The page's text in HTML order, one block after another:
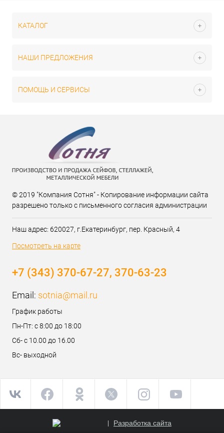
КАТАЛОГ
НАШИ ПРЕДЛОЖЕНИЯ
ПОМОЩЬ И СЕРВИСЫ
© 2019 "Компания Сотня" - Копирование информации сайта
разрешено только с письменного согласия администрации
Наш адрес: 620027, г.Екатеринбург, пер. Красный, 4
Посмотреть на карте
+7 (343) 370-67-27, 370-63-23
Email: sotnia@mail.ru
График работы
Пн-Пт: с 8:00 до 18:00
Сб- с 10.00 до 16.00
Вс- выходной
Разработка сайта